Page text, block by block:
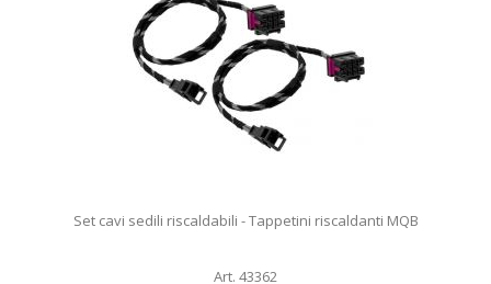
Set cavi sedili riscaldabili - Tappetini riscaldanti MQB
Art. 43362